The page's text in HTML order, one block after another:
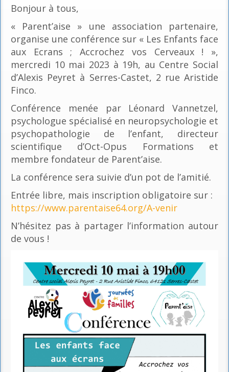
Bonjour à tous,
« Parent’aise » une association partenaire,
organise une conférence sur « Les Enfants face
aux Ecrans ; Accrochez vos Cerveaux ! »,
mercredi 10 mai 2023 à 19h, au Centre Social
d’Alexis Peyret à Serres-Castet, 2 rue Aristide
Finco.
Conférence menée par Léonard Vannetzel,
psychologue spécialisé en neuropsychologie et
psychopathologie de l’enfant, directeur
scientifique d’Oct-Opus Formations et
membre fondateur de Parent’aise.
La conférence sera suivie d’un pot de l’amitié.
Entrée libre, mais inscription obligatoire sur :
https://www.parentaise64.org/A-venir
N’hésitez pas à partager l’information autour
de vous !